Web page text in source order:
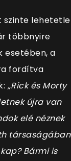
szinte
többnyire
esetében, a
fordítva
„Rick és Morty
újra van
elé néznek
Bármi is